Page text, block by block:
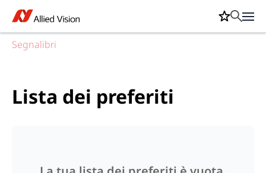
Segnalibri
Lista dei preferiti